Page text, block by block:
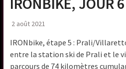
2 août 2021
IRONbike, étape 5 : Prali/
entre la station ski de Prali et le
parcours de 74 kilomètres